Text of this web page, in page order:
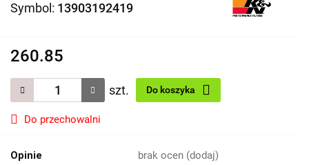
Symbol: 13903192419
260.85
szt. Do koszyka
Do przechowalni
Opinie brak ocen (dodaj)